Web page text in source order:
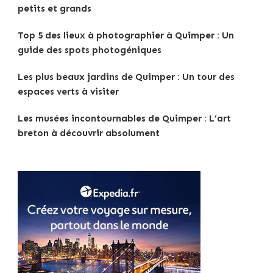
petits et grands
Top 5 des lieux à photographier à Quimper : Un
guide des spots photogéniques
Les plus beaux jardins de Quimper : Un tour des
espaces verts à visiter
Les musées incontournables de Quimper : L’art
breton à découvrir absolument